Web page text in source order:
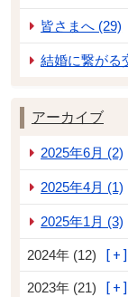
皆さまへ (29)
結婚に繋がる
アーカイブ
2025年6月 (2)
2025年4月 (1)
2025年1月 (3)
2024年 (12)
2023年 (21)